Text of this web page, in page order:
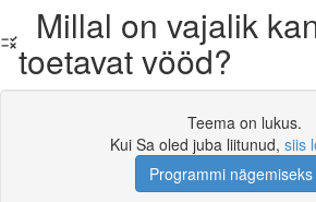
Millal on vajalik
toetavat vööd?
Teema on lukus.
Kui Sa oled juba liitunud, siis
Programmi nägemiseks